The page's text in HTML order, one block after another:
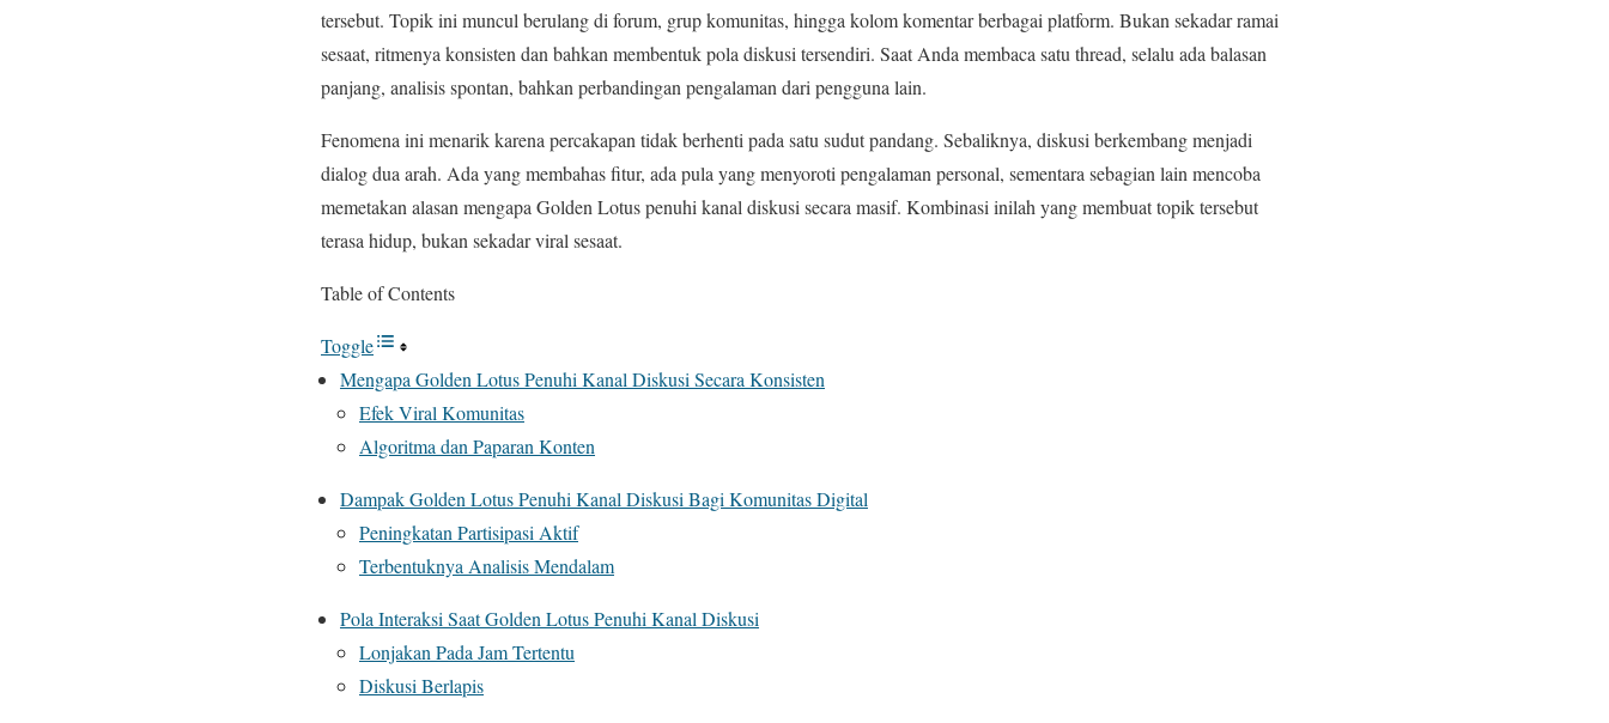
tersebut. Topik ini muncul berulang di forum, grup komunitas, hingga kolom komentar berbagai platform. Bukan sekadar ramai
sesaat, ritmenya konsisten dan bahkan membentuk pola diskusi tersendiri. Saat Anda membaca satu thread, selalu ada balasan
panjang, analisis spontan, bahkan perbandingan pengalaman dari pengguna lain.
Fenomena ini menarik karena percakapan tidak berhenti pada satu sudut pandang. Sebaliknya, diskusi berkembang menjadi
dialog dua arah. Ada yang membahas fitur, ada pula yang menyoroti pengalaman personal, sementara sebagian lain mencoba
memetakan alasan mengapa Golden Lotus penuhi kanal diskusi secara masif. Kombinasi inilah yang membuat topik tersebut
terasa hidup, bukan sekadar viral sesaat.
Table of Contents
Toggle
Mengapa Golden Lotus Penuhi Kanal Diskusi Secara Konsisten
Efek Viral Komunitas
Algoritma dan Paparan Konten
Dampak Golden Lotus Penuhi Kanal Diskusi Bagi Komunitas Digital
Peningkatan Partisipasi Aktif
Terbentuknya Analisis Mendalam
Pola Interaksi Saat Golden Lotus Penuhi Kanal Diskusi
Lonjakan Pada Jam Tertentu
Diskusi Berlapis